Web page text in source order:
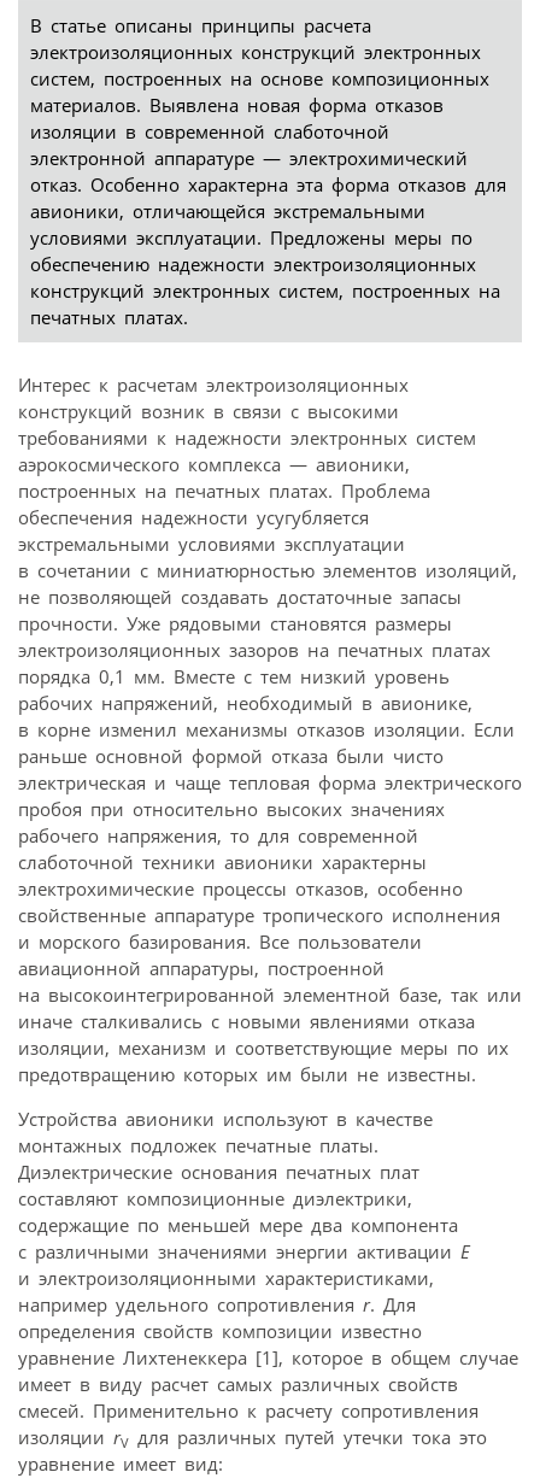
В статье описаны принципы расчета
электроизоляционных конструкций электронных
систем, построенных на основе композиционных
материалов. Выявлена новая форма отказов
изоляции в современной слаботочной
электронной аппаратуре — электрохимический
отказ. Особенно характерна эта форма отказов для
авионики, отличающейся экстремальными
условиями эксплуатации. Предложены меры по
обеспечению надежности электроизоляционных
конструкций электронных систем, построенных на
печатных платах.
Интерес к расчетам электроизоляционных
конструкций возник в связи с высокими
требованиями к надежности электронных систем
аэрокосмического комплекса — авионики,
построенных на печатных платах. Проблема
обеспечения надежности усугубляется
экстремальными условиями эксплуатации
в сочетании с миниатюрностью элементов изоляций,
не позволяющей создавать достаточные запасы
прочности. Уже рядовыми становятся размеры
электроизоляционных зазоров на печатных платах
порядка 0,1 мм. Вместе с тем низкий уровень
рабочих напряжений, необходимый в авионике,
в корне изменил механизмы отказов изоляции. Если
раньше основной формой отказа были чисто
электрическая и чаще тепловая форма электрического
пробоя при относительно высоких значениях
рабочего напряжения, то для современной
слаботочной техники авионики характерны
электрохимические процессы отказов, особенно
свойственные аппаратуре тропического исполнения
и морского базирования. Все пользователи
авиационной аппаратуры, построенной
на высокоинтегрированной элементной базе, так или
иначе сталкивались с новыми явлениями отказа
изоляции, механизм и соответствующие меры по их
предотвращению которых им были не известны.
Устройства авионики используют в качестве
монтажных подложек печатные платы.
Диэлектрические основания печатных плат
составляют композиционные диэлектрики,
содержащие по меньшей мере два компонента
с различными значениями энергии активации Е
и электроизоляционными характеристиками,
например удельного сопротивления r. Для
определения свойств композиции известно
уравнение Лихтенеккера [1], которое в общем случае
имеет в виду расчет самых различных свойств
смесей. Применительно к расчету сопротивления
изоляции rV для различных путей утечки тока это
уравнение имеет вид: